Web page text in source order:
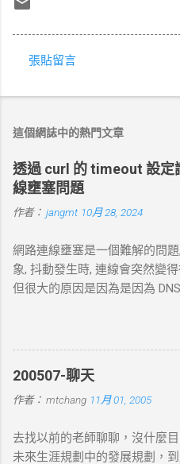
言
張貼留言
這個網誌中的熱門文章
透過 curl 的 timeout 設定
線壅塞問題
作者： jangmt 10月 28, 2024
網路連線壅塞是一個難解的問
象, 抖動發生時, 連線會突然變
但很大的原因是因為是因為
以下幾個主要步驟： 1. DNS
進行查詢，獲取目標伺服器的
返回 IP 地址， curl 將繼續下一
DNS 錯誤並中止。 2. TCP 三向
核發送一個 SYN 封包，目標伺
返回 ACK 完成三向交握，建立
200507-聊天
作者： mtchang 11月 01, 2005
去找以前的老師聊聊，沒什麼
未來生涯規劃中的發展規劃，